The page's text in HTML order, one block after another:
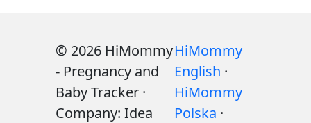
© 2026 HiMommy
- Pregnancy and
Baby Tracker ·
Company: Idea
HiMommy
English ·
HiMommy
Polska ·